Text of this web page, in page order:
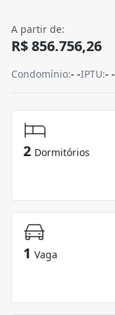
A partir de:
R$ 856.756,26
Condomínio:- -IPTU:- -
2 Dormitórios
1 Vaga